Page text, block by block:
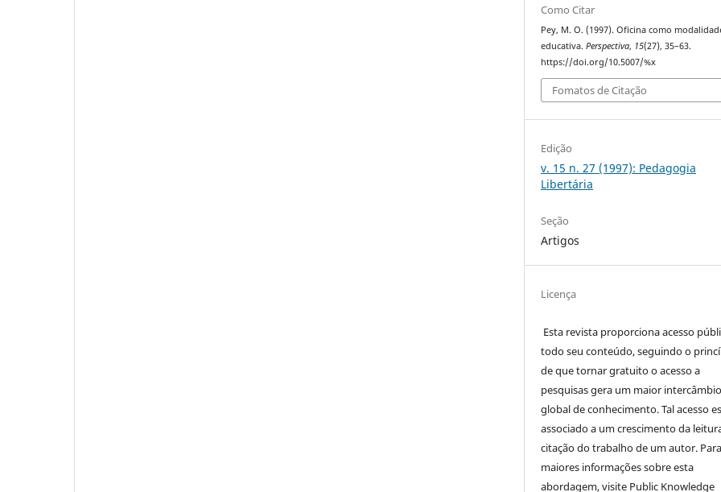
Como Citar
Pey, M. O. (1997). Oficina como
educativa.Perspectiva, 15(27), 35–63.
https://doi.org/10.5007/%x
Fomatos de Citação
Edição
v. 15 n. 27 (1997): Pedagogia
Libertária
Seção
Artigos
Licença
Esta revista proporciona acesso
todo seu conteúdo, seguindo o
de que tornar gratuito o acesso a
pesquisas gera um maior intercâmbio
global de conhecimento. Tal acesso
associado a um crescimento da
citação do trabalho de um autor. Para
maiores informações sobre esta
abordagem, visite Public Knowledge